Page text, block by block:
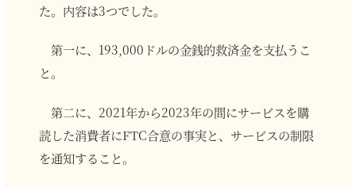
た。内容は3つでした。
第一に、193,000ドルの金銭的救済金を支払うこ
と。
第二に、2021年から2023年の間にサービスを購
読した消費者にFTC合意の事実と、サービスの制限
を通知すること。